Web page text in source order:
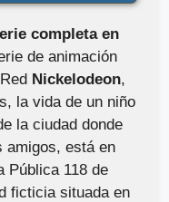
completa en
de animación
Nickelodeon,
la vida de un niño
la ciudad donde
amigos, está en
Pública 118 de
ficticia situada en